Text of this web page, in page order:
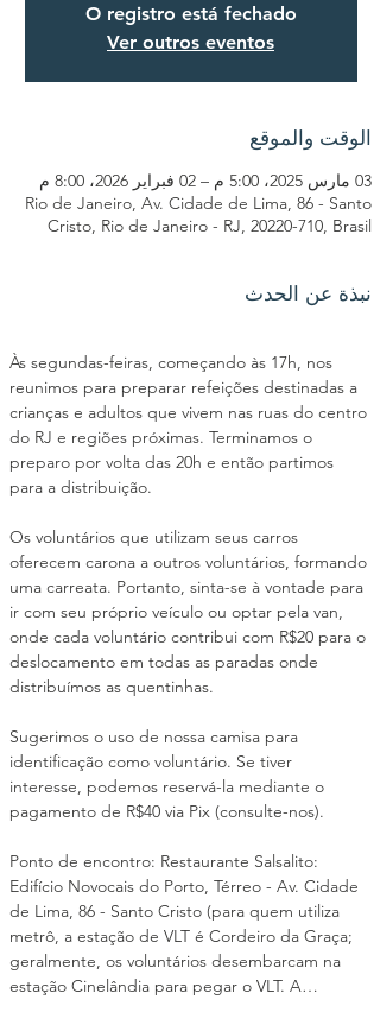
O registro está fechado
Ver outros eventos
الوقت والموقع
03 مارس 2025، 5:00 م – 02 فبراير 2026، 8:00 م
Rio de Janeiro, Av. Cidade de Lima, 86 - Santo
Cristo, Rio de Janeiro - RJ, 20220-710, Brasil
نبذة عن الحدث
Às segundas-feiras, começando às 17h, nos
reunimos para preparar refeições destinadas a
crianças e adultos que vivem nas ruas do centro
do RJ e regiões próximas. Terminamos o
preparo por volta das 20h e então partimos
para a distribuição.
Os voluntários que utilizam seus carros
oferecem carona a outros voluntários, formando
uma carreata. Portanto, sinta-se à vontade para
ir com seu próprio veículo ou optar pela van,
onde cada voluntário contribui com R$20 para o
deslocamento em todas as paradas onde
distribuímos as quentinhas.
Sugerimos o uso de nossa camisa para
identificação como voluntário. Se tiver
interesse, podemos reservá-la mediante o
pagamento de R$40 via Pix (consulte-nos).
Ponto de encontro: Restaurante Salsalito:
Edifício Novocais do Porto, Térreo - Av. Cidade
de Lima, 86 - Santo Cristo (para quem utiliza
metrô, a estação de VLT é Cordeiro da Graça;
geralmente, os voluntários desembarcam na
estação Cinelândia para pegar o VLT. A…